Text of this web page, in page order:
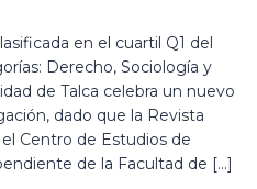
en el cuartil Q1 del
Derecho, Sociología y
de Talca celebra un nuevo
dado que la Revista
Centro de Estudios de
de la Facultad de […]